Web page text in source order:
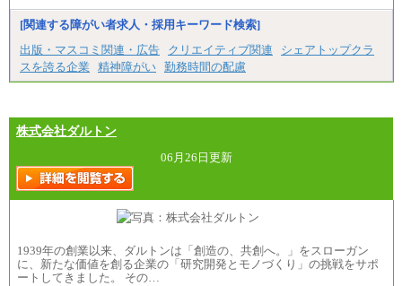
[関連する障がい者求人・採用キーワード検索]
出版・マスコミ関連・広告
クリエイティブ関連
シェアトップクラ
スを誇る企業
精神障がい 勤務時間の配慮
株式会社ダルトン
06月26日更新
1939年の創業以来、ダルトンは「創造の、共創へ。」をスローガン
に、新たな価値を創る企業の「研究開発とモノづくり」の挑戦をサポ
ートしてきました。 その…